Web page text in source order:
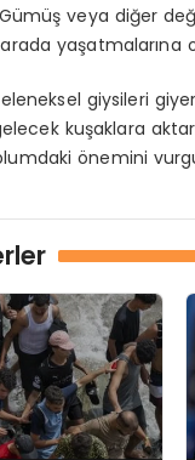
veya diğer
yaşatmalarına
geleneksel giysileri
kuşaklara
önemini